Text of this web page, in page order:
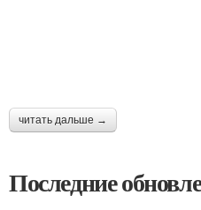
читать дальше →
Последние